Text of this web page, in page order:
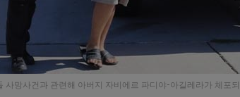
사망사건과 관련해 아버지 자비에르 파디야-아길레라가 체포